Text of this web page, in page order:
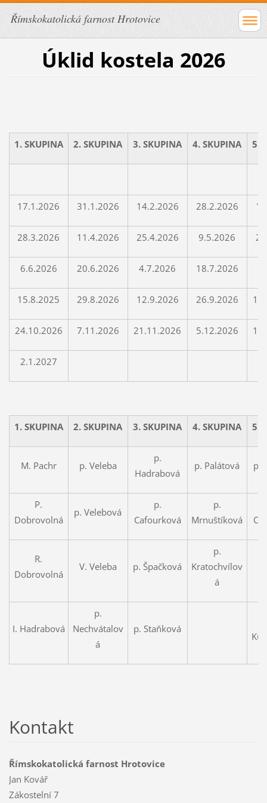
Římskokatolická farnost Hrotovice
Úklid kostela 2026
1. SKUPINA 2. SKUPINA 3. SKUPINA 4. SKUPINA 5.
17.1.2026 31.1.2026 14.2.2026 28.2.2026
28.3.2026 11.4.2026 25.4.2026 9.5.2026
6.6.2026 20.6.2026 4.7.2026 18.7.2026
15.8.2025 29.8.2026 12.9.2026 26.9.2026
24.10.2026 7.11.2026 21.11.2026 5.12.2026
2.1.2027
1. SKUPINA 2. SKUPINA 3. SKUPINA 4. SKUPINA 5.
M. Pachr p. Veleba
p.
Hadrabová
p. Palátová p.
P.
Dobrovolná
p. Velebová
p.
Cafourková
p.
Mrnuštíková
R.
Dobrovolná
V. Veleba p. Špačková
p.
Kratochvílov
á
I. Hadrabová
p.
Nechvátalov
á
p. Staňková
Kontakt
Římskokatolická farnost Hrotovice
Jan Kovář
Zákostelní 7